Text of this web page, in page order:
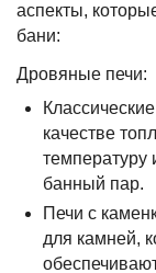
аспекты,
бани:
Дровяные печи:
качестве
температуру
банный пар.
Печи с
для камней,